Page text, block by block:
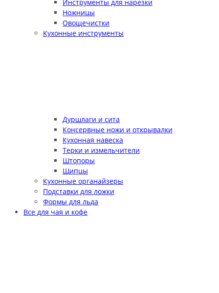
Инструменты для нарезки
Ножницы
Овощечистки
Кухонные инструменты
Дуршлаги и сита
Консервные ножи и открывалки
Кухонная навеска
Терки и измельчители
Штопоры
Щипцы
Кухонные органайзеры
Подставки для ложки
Формы для льда
Все для чая и кофе